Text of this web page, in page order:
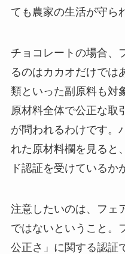
ても農家の生活が守ら
チョコレートの場合、
るのはカカオだけでは
類といった副原料も対
原材料全体で公正な取
が問われるわけです。
れた原材料欄を見ると
ド認証を受けているか
注意したいのは、フェ
ではないということ。
公正さ」に関する認証